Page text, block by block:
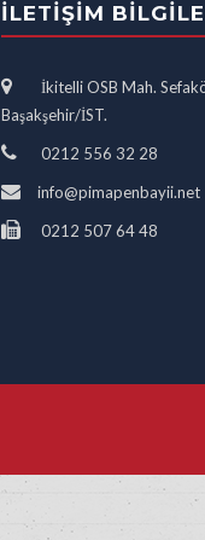
İLETIŞIM
İkitelli OSB Mah.
Başakşehir/İST.
0212 556 32 28
info@pimapenbayii.net
0212 507 64 48